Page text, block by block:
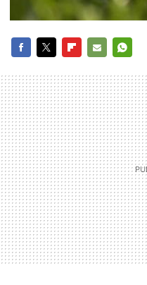
MAIL